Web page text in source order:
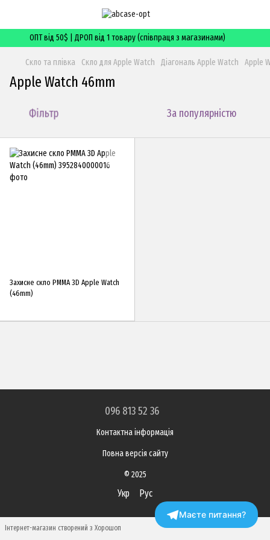
ОПТ від 50$ | ДРОП від 1 товару (співпраця з магазинами)
Скло та плівка Скло для Apple Watch Діагональ Apple Watch Apple
Apple Watch 46mm
Фільтр За популярністю
Захисне скло PMMA 3D Apple Watch
(46mm)
096 813 52 36
Контактна інформація
Повна версія сайту
© 2025
Укр Рус
Інтернет-магазин створений з Хорошоп
Маєте питання?